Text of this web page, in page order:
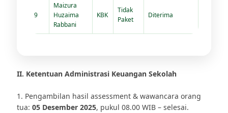
9
Maizura
Huzaima
Rabbani
KBK
Tidak
Paket
Diterima
II. Ketentuan Administrasi Keuangan Sekolah
1. Pengambilan hasil assessment & wawancara orang
tua: 05 Desember 2025, pukul 08.00 WIB – selesai.